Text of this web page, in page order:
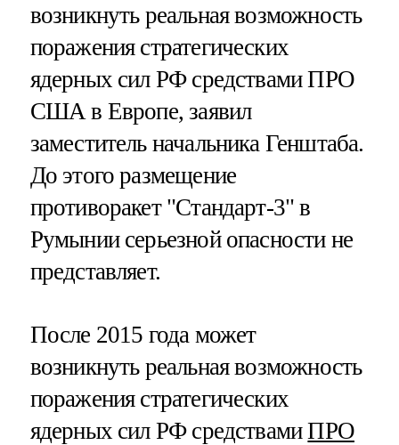
возникнуть реальная возможность
поражения стратегических
ядерных сил РФ средствами ПРО
США в Европе, заявил
заместитель начальника Генштаба.
До этого размещение
противоракет "Стандарт-3" в
Румынии серьезной опасности не
представляет.
После 2015 года может
возникнуть реальная возможность
поражения стратегических
ядерных сил РФ средствамиПРО